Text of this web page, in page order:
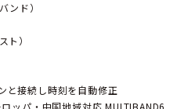
ンド）
ト）
接続し時刻を自動修正